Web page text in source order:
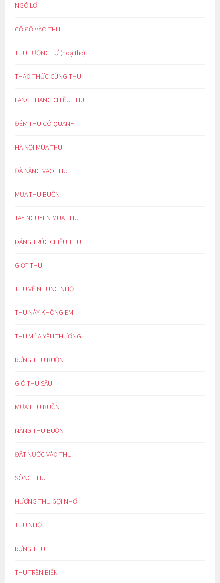
NGÓ LƠ
CỔ ĐỘ VÀO THU
THU TƯƠNG TƯ (hoạ thơ)
THAO THỨC CÙNG THU
LANG THANG CHIỀU THU
ĐÊM THU CÔ QUẠNH
HÀ NỘI MÙA THU
ĐÀ NẴNG VÀO THU
MƯA THU BUỒN
TÂY NGUYÊN MÙA THU
DÁNG TRÚC CHIỀU THU
GIỌT THU
THU VỀ NHUNG NHỚ
THU NÀY KHÔNG EM
THU MÙA YÊU THƯƠNG
RỪNG THU BUỒN
GIÓ THU SẦU
MƯA THU BUỒN
NẮNG THU BUỒN
ĐẤT NƯỚC VÀO THU
SÔNG THU
HƯƠNG THU GỢI NHỚ
THU NHỚ
RỪNG THU
THU TRÊN BIỂN